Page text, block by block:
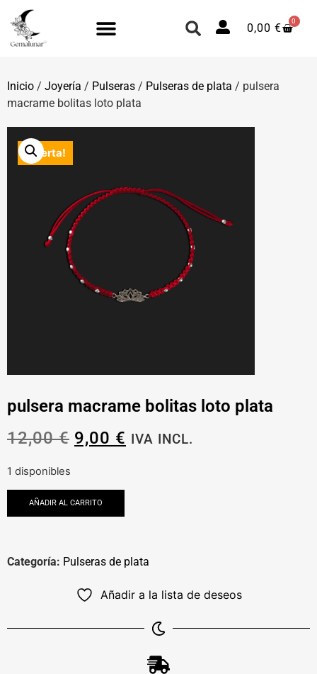
0,00 €
0
Inicio / Joyería / Pulseras / Pulseras de plata / pulsera
macrame bolitas loto plata
¡Oferta!
pulsera macrame bolitas loto plata
12,00€ 9,00 € IVA INCL.
1 disponibles
AÑADIR AL CARRITO
Categoría: Pulseras de plata
Añadir a la lista de deseos